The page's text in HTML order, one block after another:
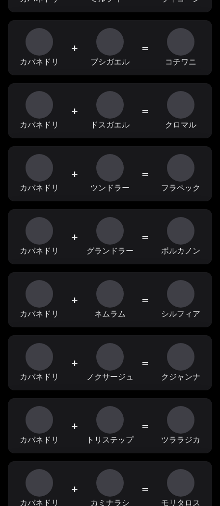
カバネドリ
+
ブシガエル
=
コチワニ
カバネドリ
+
ドスガエル
=
クロマル
カバネドリ
+
ツンドラー
=
フラペック
カバネドリ
+
グランドラー
=
ボルカノン
カバネドリ
+
ネムラム
=
シルフィア
カバネドリ
+
ノクサージュ
=
クジャンナ
カバネドリ
+
トリステップ
=
ツララジカ
カバネドリ
+
カミナラシ
=
モリタロス